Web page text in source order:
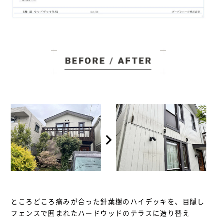
ところどころ痛みが合った針葉樹のハイデッキを、目隠し
フェンスで囲まれたハードウッドのテラスに造り替え